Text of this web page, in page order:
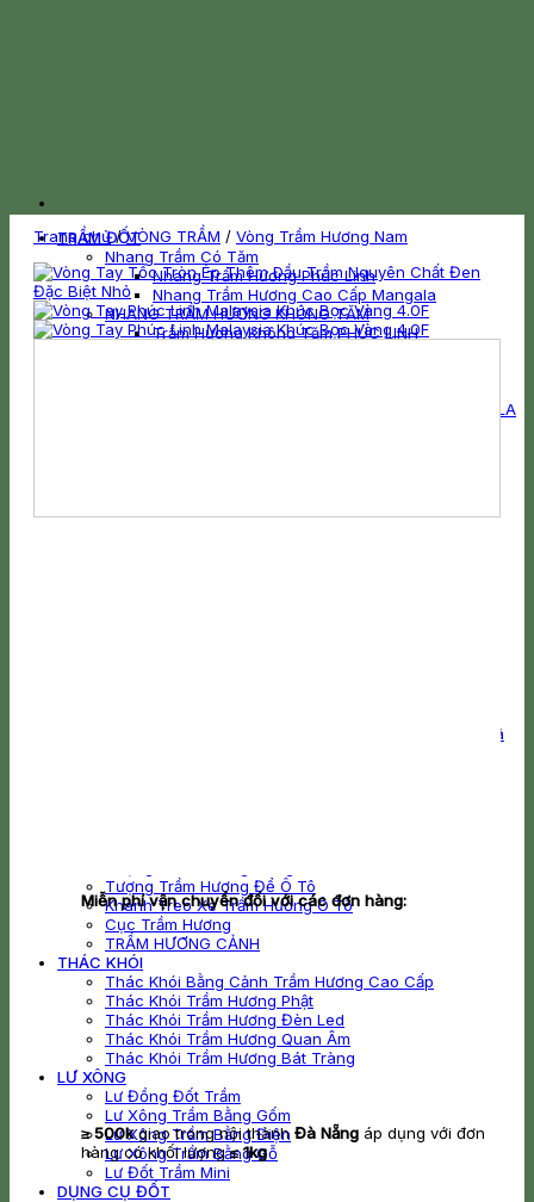
TRẦM ĐỐT
Nhang Trầm Có Tăm
Nhang Trầm Hương Phúc Linh
Nhang Trầm Hương Cao Cấp Mangala
NHANG TRẦM HƯƠNG KHÔNG TĂM
Trầm Hương Không Tăm PHÚC LINH
Nhang Khoanh Trầm Hương CAO CẤP MANGALA
TRẦM HƯƠNG HÚT THUỐC
Vòng Tay Trầm Hương Mix Charm Vàng Kim Mã
Tượng Trầm Hương Để Ô Tô
Khánh Treo Xe Trầm Hương Ô Tô
Cục Trầm Hương
TRẦM HƯƠNG CẢNH
THÁC KHÓI
Thác Khói Bằng Cảnh Trầm Hương Cao Cấp
Thác Khói Trầm Hương Phật
Thác Khói Trầm Hương Đèn Led
Thác Khói Trầm Hương Quan Âm
Thác Khói Trầm Hương Bát Tràng
LƯ XÔNG
Lư Đồng Đốt Trầm
Lư Xông Trầm Bằng Gốm
Lư Xông Trầm Bằng Điện
Lư Xông Trầm Bằng Gỗ
Lư Đốt Trầm Mini
DỤNG CỤ ĐỐT
Trang chủ / VÒNG TRẦM / Vòng Trầm Hương Nam
Miễn phí vận chuyển đối với các đơn hàng:
≥ 500kgiao trong nội thành Đà Nẵng áp dụng với đơn
hàng có khối lượng≤ 1kg